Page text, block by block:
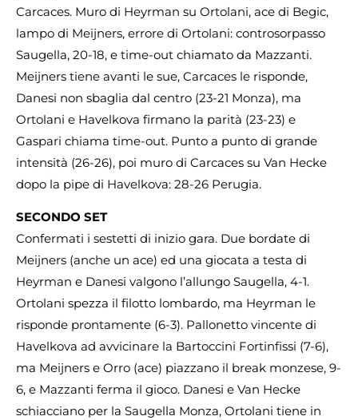
Carcaces. Muro di Heyrman su Ortolani, ace di Begic,
lampo di Meijners, errore di Ortolani: controsorpasso
Saugella, 20-18, e time-out chiamato da Mazzanti.
Meijners tiene avanti le sue, Carcaces le risponde,
Danesi non sbaglia dal centro (23-21 Monza), ma
Ortolani e Havelkova firmano la parità (23-23) e
Gaspari chiama time-out. Punto a punto di grande
intensità (26-26), poi muro di Carcaces su Van Hecke
dopo la pipe di Havelkova: 28-26 Perugia.
SECONDO SET
Confermati i sestetti di inizio gara. Due bordate di
Meijners (anche un ace) ed una giocata a testa di
Heyrman e Danesi valgono l’allungo Saugella, 4-1.
Ortolani spezza il filotto lombardo, ma Heyrman le
risponde prontamente (6-3). Pallonetto vincente di
Havelkova ad avvicinare la Bartoccini Fortinfissi (7-6),
ma Meijners e Orro (ace) piazzano il break monzese, 9-
6, e Mazzanti ferma il gioco. Danesi e Van Hecke
schiacciano per la Saugella Monza, Ortolani tiene in